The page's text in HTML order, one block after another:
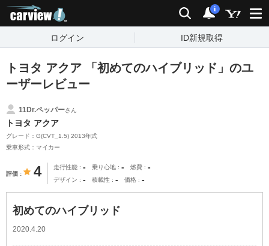
検索 通知
i
ログイン ID新規取得
トヨタ アクア 「初めてのハイブリッド」のユ
ーザーレビュー
11Dr.ペッパーさん
トヨタ アクア
グレード：G(CVT_1.5) 2013年式
乗車形式：マイカー
評価 4 走行性能 - 乗り心地 - 燃費 -
デザイン - 積載性 - 価格 -
初めてのハイブリッド
2020.4.20